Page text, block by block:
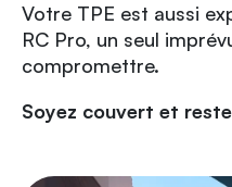
Votre TPE est aussi
RC Pro, un seul
compromettre.
Soyez couvert et